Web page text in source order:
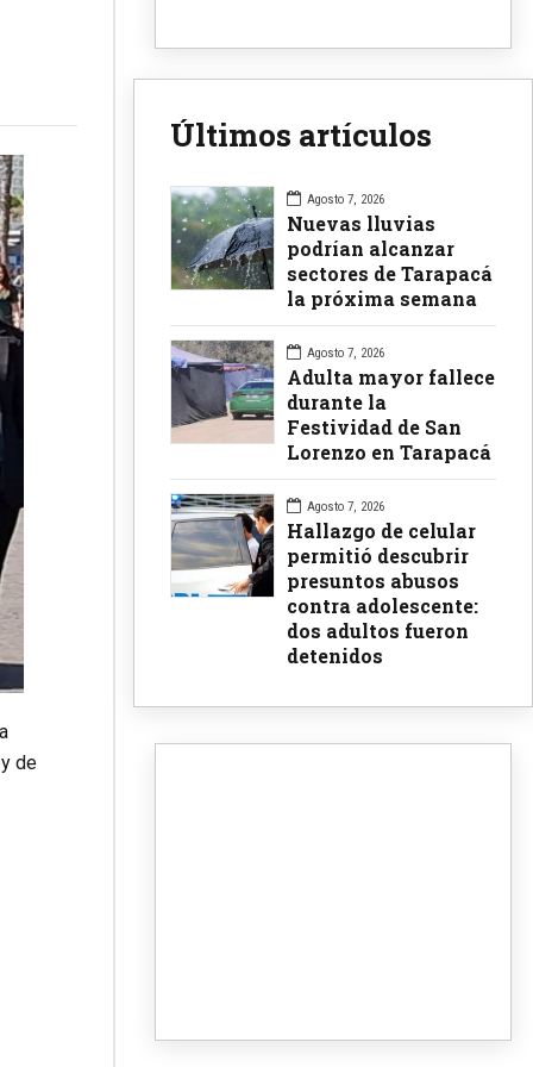
de
Últimos artículos
Agosto 7, 2026
Nuevas lluvias
podrían alcanzar
sectores de Tarapacá
la próxima semana
Agosto 7, 2026
Adulta mayor fallece
durante la
Festividad de San
Lorenzo en Tarapacá
Agosto 7, 2026
Hallazgo de celular
permitió descubrir
presuntos abusos
contra adolescente:
dos adultos fueron
detenidos